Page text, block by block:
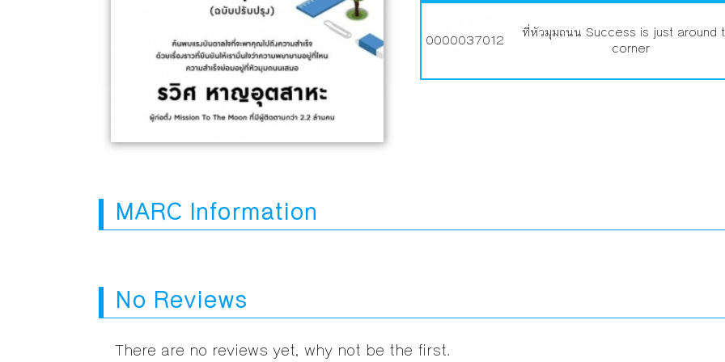
0000037012
ที่หัวมุมถนน Success is just around
corner
MARC Information
No Reviews
There are no reviews yet, why not be the first.